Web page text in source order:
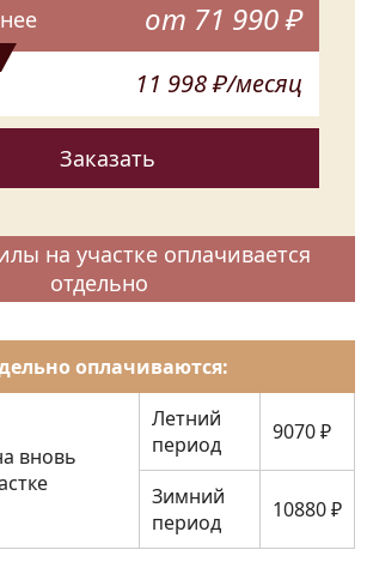
для организации похорон
корзина)
лента с индивидуальным
с выбором цвета ленты
могилу из ценных пород
на крест с фотографией
от 71 990 ₽
11 998 ₽/месяц
Заказать
на участке оплачивается
отдельно
оплачиваются:
вновь
Летний
период
9070 ₽
Зимний
период
10880 ₽